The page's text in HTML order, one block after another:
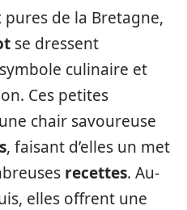
pures de la Bretagne,
se dressent
culinaire et
Ces petites
chair savoureuse
, faisant d’elles un met
recettes. Au-
elles offrent une